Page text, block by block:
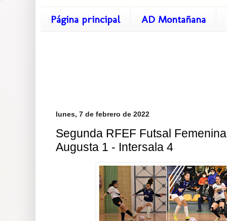
Página principal AD Montañana
lunes, 7 de febrero de 2022
Segunda RFEF Futsal
Augusta 1 - Intersala 4